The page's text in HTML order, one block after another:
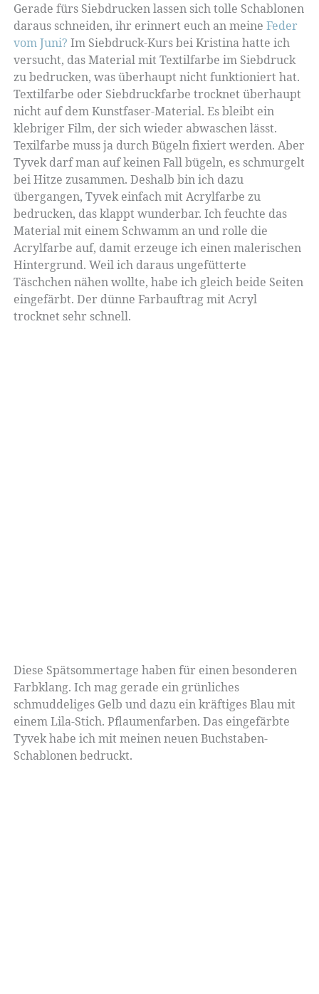
Gerade fürs Siebdrucken lassen sich tolle Schablonen
daraus schneiden, ihr erinnert euch an meine Feder
vom Juni? Im Siebdruck-Kurs bei Kristina hatte ich
versucht, das Material mit Textilfarbe im Siebdruck
zu bedrucken, was überhaupt nicht funktioniert hat.
Textilfarbe oder Siebdruckfarbe trocknet überhaupt
nicht auf dem Kunstfaser-Material. Es bleibt ein
klebriger Film, der sich wieder abwaschen lässt.
Texilfarbe muss ja durch Bügeln fixiert werden. Aber
Tyvek darf man auf keinen Fall bügeln, es schmurgelt
bei Hitze zusammen. Deshalb bin ich dazu
übergangen, Tyvek einfach mit Acrylfarbe zu
bedrucken, das klappt wunderbar. Ich feuchte das
Material mit einem Schwamm an und rolle die
Acrylfarbe auf, damit erzeuge ich einen malerischen
Hintergrund. Weil ich daraus ungefütterte
Täschchen nähen wollte, habe ich gleich beide Seiten
eingefärbt. Der dünne Farbauftrag mit Acryl
trocknet sehr schnell.
Diese Spätsommertage haben für einen besonderen
Farbklang. Ich mag gerade ein grünliches
schmuddeliges Gelb und dazu ein kräftiges Blau mit
einem Lila-Stich. Pflaumenfarben. Das eingefärbte
Tyvek habe ich mit meinen neuen Buchstaben-
Schablonen bedruckt.